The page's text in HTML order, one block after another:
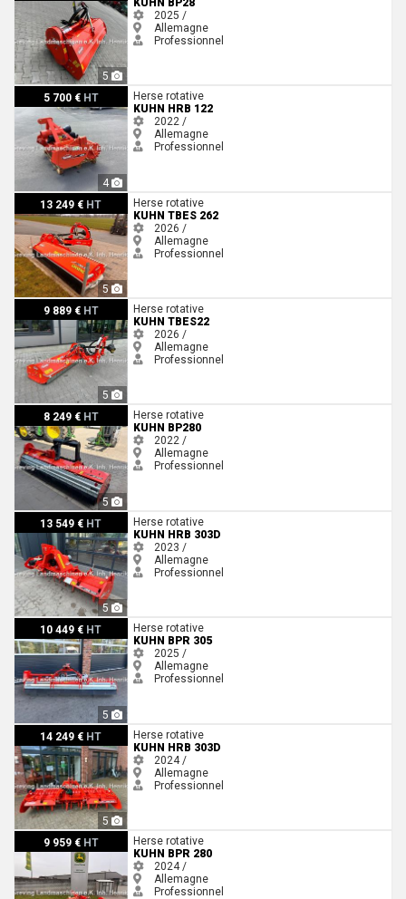
5
KUHN BP28
2025 /
Allemagne
Professionnel
5 700 € HT
4
Kuhn HRB 122
Herse rotative
KUHN HRB 122
2022 /
Allemagne
Professionnel
13 249 € HT
5
Kuhn TBES 262
Herse rotative
KUHN TBES 262
2026 /
Allemagne
Professionnel
9 889 € HT
5
Kuhn TBES22
Herse rotative
KUHN TBES22
2026 /
Allemagne
Professionnel
8 249 € HT
5
Kuhn BP280
Herse rotative
KUHN BP280
2022 /
Allemagne
Professionnel
13 549 € HT
5
Kuhn HRB 303D
Herse rotative
KUHN HRB 303D
2023 /
Allemagne
Professionnel
10 449 € HT
5
Kuhn BPR 305
Herse rotative
KUHN BPR 305
2025 /
Allemagne
Professionnel
14 249 € HT
5
Kuhn HRB 303D
Herse rotative
KUHN HRB 303D
2024 /
Allemagne
Professionnel
9 959 € HT
Kuhn BPR 280
Herse rotative
KUHN BPR 280
2024 /
Allemagne
Professionnel